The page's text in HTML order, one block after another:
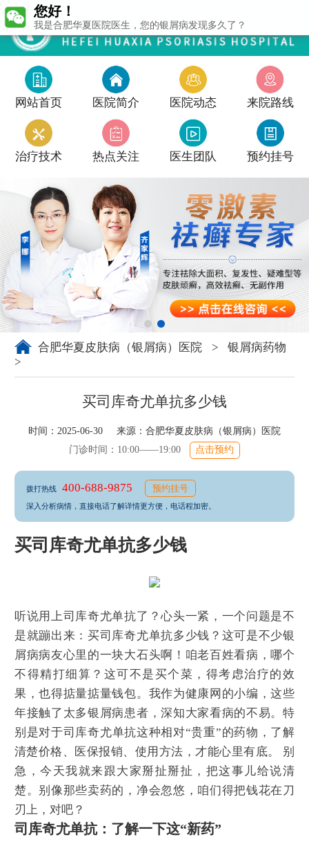
网站首页 医院简介 医院动态 来院路线
治疗技术 热点关注 医生团队 预约挂号
合肥华夏皮肤病（银屑病）医院 >
银屑病药物
>
买司库奇尤单抗多少钱
时间：2025-06-30 来源： 合肥华夏皮肤病（银屑病）医院
门诊时间：10:00——19:00
点击预约
拨打热线 400-688-9875 预约挂号
深入分析病情，直接电话了解详情更方便，电话程加密。
买司库奇尤单抗多少钱
听说用上司库奇尤单抗了？心头一紧，一个问题是不
是就蹦出来：买司库奇尤单抗多少钱？这可是不少银
屑病病友心里的一块大石头啊！咱老百姓看病，哪个
不得精打细算？这可不是买个菜，得考虑治疗的效
果，也得掂量掂量钱包。我作为健康网的小编，这些
年接触了太多银屑病患者，深知大家看病的不易。特
别是对于司库奇尤单抗这种相对“贵重”的药物，了解
清楚价格、医保报销、使用方法，才能心里有底。 别
急，今天我就来跟大家掰扯掰扯，把这事儿给说清
楚。别像那些卖药的，净会忽悠，咱们得把钱花在刀
刃上，对吧？
司库奇尤单抗：了解一下这“新药”
您好！
我是合肥华夏医院医生，您的银屑病发现多久了？